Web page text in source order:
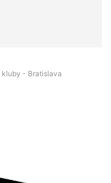
kluby - Bratislava